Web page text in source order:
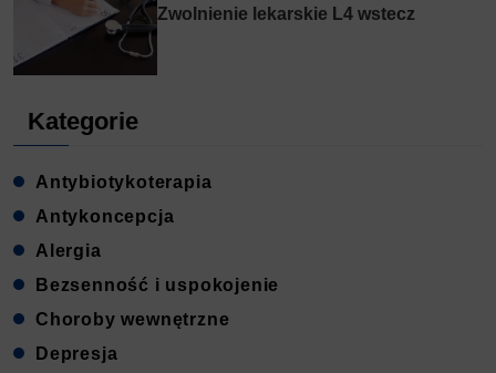
Zwolnienie lekarskie L4 wstecz
Kategorie
Antybiotykoterapia
Antykoncepcja
Alergia
Bezsenność i uspokojenie
Choroby wewnętrzne
Depresja